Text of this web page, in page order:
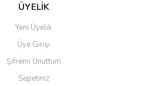
Gönder
ÜYELİK
Yeni Üyelik
Üye Girişi
Şifremi Unuttum
Sepetiniz